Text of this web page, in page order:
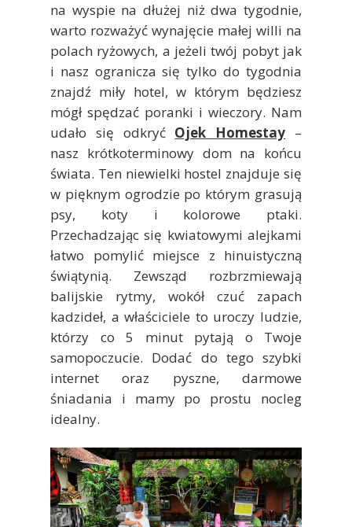
na wyspie na dłużej niż dwa tygodnie,
warto rozważyć wynajęcie małej willi na
polach ryżowych, a jeżeli twój pobyt jak
i nasz ogranicza się tylko do tygodnia
znajdź miły hotel, w którym będziesz
mógł spędzać poranki i wieczory. Nam
udało się odkryć Ojek Homestay –
nasz krótkoterminowy dom na końcu
świata. Ten niewielki hostel znajduje się
w pięknym ogrodzie po którym grasują
psy, koty i kolorowe ptaki.
Przechadzając się kwiatowymi alejkami
łatwo pomylić miejsce z hinuistyczną
świątynią. Zewsząd rozbrzmiewają
balijskie rytmy, wokół czuć zapach
kadzideł, a właściciele to uroczy ludzie,
którzy co 5 minut pytają o Twoje
samopoczucie. Dodać do tego szybki
internet oraz pyszne, darmowe
śniadania i mamy po prostu nocleg
idealny.